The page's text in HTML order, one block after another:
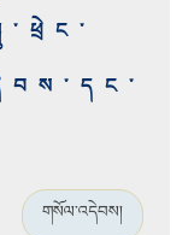
གསོལ་འདེབས།